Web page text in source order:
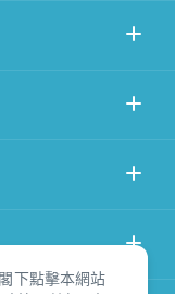
下點擊本網站